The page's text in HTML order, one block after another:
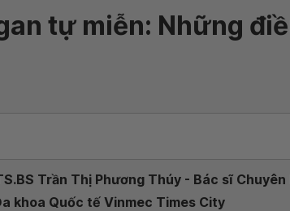
tự miễn: Những
Trần Thị Phương Thúy - Bác sĩ Chuyên
khoa Quốc tế Vinmec Times City